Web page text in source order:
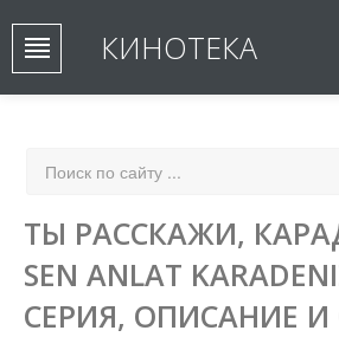
КИНОТЕКА
ТЫ РАССКАЖИ,
SEN ANLAT
СЕРИЯ, ОПИСАНИЕ